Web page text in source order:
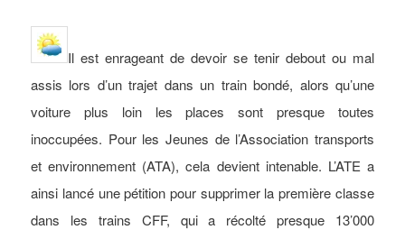
Ilest enrageant de devoir se tenir debout ou mal
assis lors d’un trajet dans un train bondé, alors qu’une
voiture plus loin les places sont presque toutes
inoccupées. Pour les Jeunes de l’Association transports
et environnement (ATA), cela devient intenable. L’ATE a
ainsi lancé une pétition pour supprimer la première classe
dans les trains CFF, qui a récolté presque 13’000